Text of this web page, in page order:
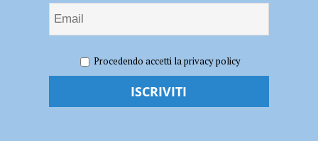
continua l’impegno per il Centro di Aiuto alla Vita di Piacenza
Rotary Piacenza continua l’impegno per il
Procedendo accetti la privacy policy